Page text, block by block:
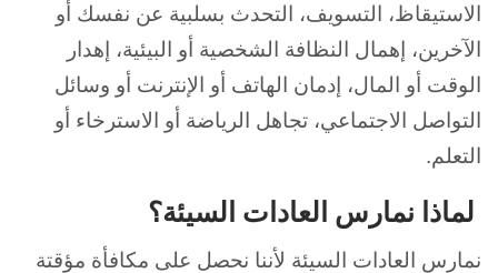
الاستيقاظ، التسويف، التحدث بسلبية عن نفسك أو
الآخرين، إهمال النظافة الشخصية أو البيئية، إهدار
الوقت أو المال، إدمان الهاتف أو الإنترنت أو وسائل
التواصل الاجتماعي، تجاهل الرياضة أو الاسترخاء أو
التعلم.
لماذا نمارس العادات السيئة؟
نمارس العادات السيئة لأننا نحصل على مكافأة مؤقتة